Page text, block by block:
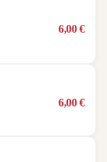
6,00€
6,00€